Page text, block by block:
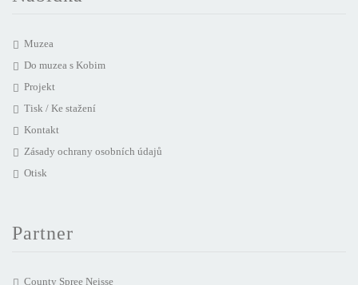
Muzea
Do muzea s Kobim
Projekt
Tisk / Ke stažení
Kontakt
Zásady ochrany osobních údajů
Otisk
Partner
County Spree Neisse